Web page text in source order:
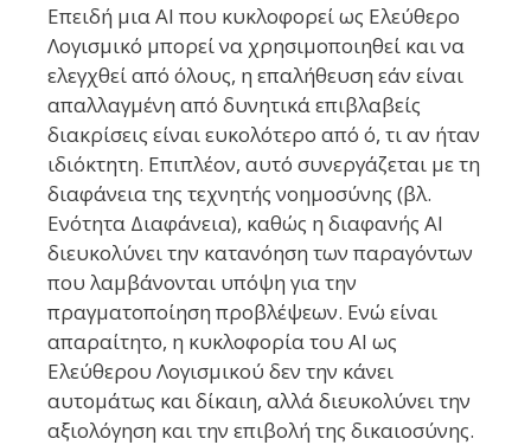
Επειδή μια AI που κυκλοφορεί ως Ελεύθερο
Λογισμικό μπορεί να χρησιμοποιηθεί και να
ελεγχθεί από όλους, η επαλήθευση εάν είναι
απαλλαγμένη από δυνητικά επιβλαβείς
διακρίσεις είναι ευκολότερο από ό, τι αν ήταν
ιδιόκτητη. Επιπλέον, αυτό συνεργάζεται με τη
διαφάνεια της τεχνητής νοημοσύνης (βλ.
Ενότητα Διαφάνεια), καθώς η διαφανής AI
διευκολύνει την κατανόηση των παραγόντων
που λαμβάνονται υπόψη για την
πραγματοποίηση προβλέψεων. Ενώ είναι
απαραίτητο, η κυκλοφορία του AI ως
Ελεύθερου Λογισμικού δεν την κάνει
αυτομάτως και δίκαιη, αλλά διευκολύνει την
αξιολόγηση και την επιβολή της δικαιοσύνης.